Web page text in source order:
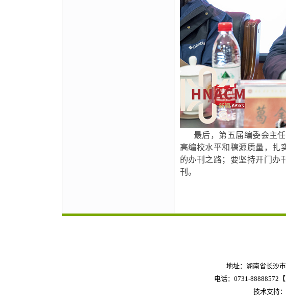
最后，第五届编委会主任
高编校水平和稿源质量，扎
的办刊之路；要坚持开门办
刊。
地址：湖南省长沙
电话：0731-88888572
技术支持：